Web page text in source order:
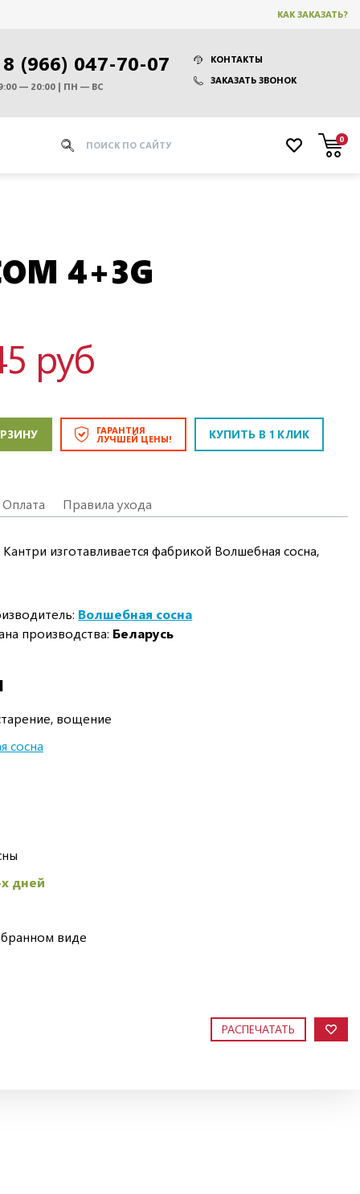
КАК ЗАКАЗАТЬ?
8 (966) 047-70-07
КОНТАКТЫ
ЗАКАЗАТЬ ЗВОНОК
— 20:00 | ПН — ВС
0
4+3G
руб
ГАРАНТИЯ
ЛУЧШЕЙ ЦЕНЫ! КУПИТЬ В 1 КЛИК
Оплата Правила ухода
изготавливается фабрикой Волшебная сосна,
Волшебная сосна
производства: Беларусь
вощение
сосна
дней
виде
РАСПЕЧАТАТЬ